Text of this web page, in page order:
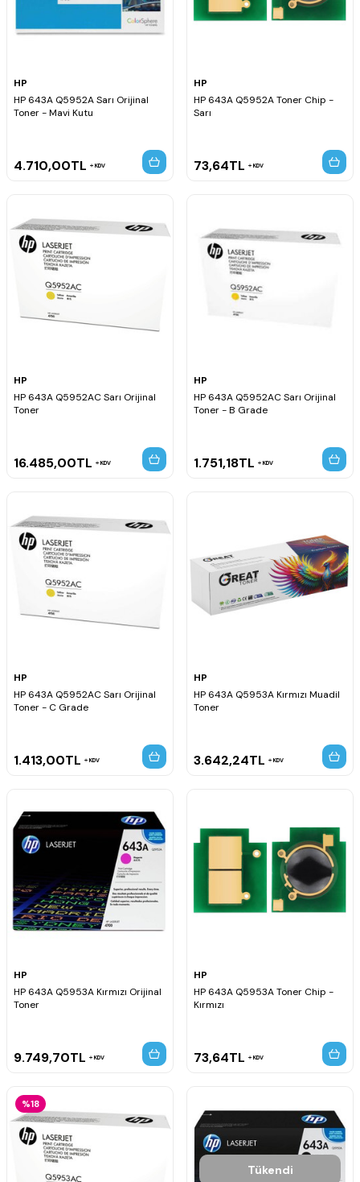
HP
HP 643A Q5952A Sarı Orijinal
Toner - Mavi Kutu
4.710,00TL KDV
HP
HP 643A Q5952A Toner Chip -
Sarı
73,64TL KDV
HP
HP 643A Q5952AC Sarı Orijinal
Toner
16.485,00TL KDV
HP
HP 643A Q5952AC Sarı Orijinal
Toner - B Grade
1.751,18TL KDV
HP
HP 643A Q5952AC Sarı Orijinal
Toner - C Grade
1.413,00TL KDV
HP
HP 643A Q5953A Kırmızı Muadil
Toner
3.642,24TL KDV
HP
HP 643A Q5953A Kırmızı Orijinal
Toner
9.749,70TL KDV
HP
HP 643A Q5953A Toner Chip -
Kırmızı
73,64TL KDV
%18
Tükendi